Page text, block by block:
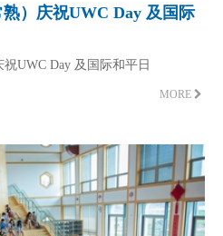
）庆祝UWC Day 及国际
UWC Day 及国际和平日
MORE